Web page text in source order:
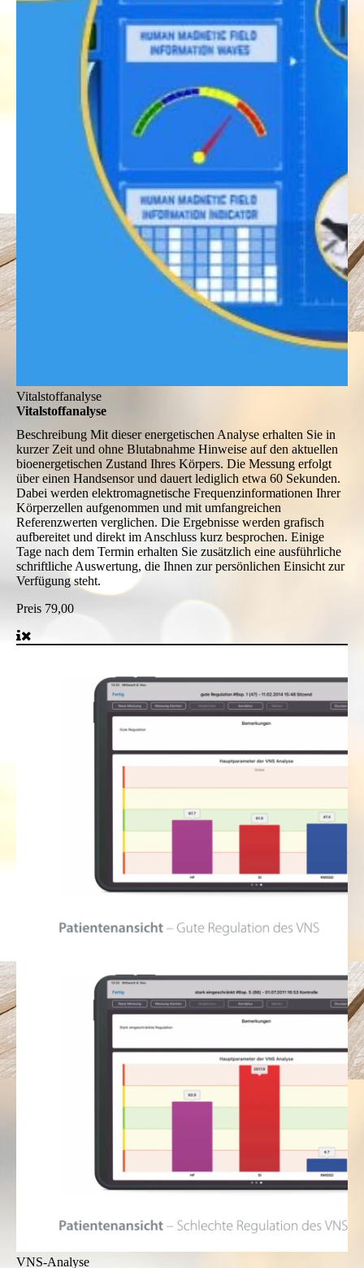
Vitalstoffanalyse
Vitalstoffanalyse
Beschreibung Mit dieser energetischen Analyse erhalten Sie in
kurzer Zeit und ohne Blutabnahme Hinweise auf den aktuellen
bioenergetischen Zustand Ihres Körpers. Die Messung erfolgt
über einen Handsensor und dauert lediglich etwa 60 Sekunden.
Dabei werden elektromagnetische Frequenzinformationen Ihrer
Körperzellen aufgenommen und mit umfangreichen
Referenzwerten verglichen. Die Ergebnisse werden grafisch
aufbereitet und direkt im Anschluss kurz besprochen. Einige
Tage nach dem Termin erhalten Sie zusätzlich eine ausführliche
schriftliche Auswertung, die Ihnen zur persönlichen Einsicht zur
Verfügung steht.
Preis 79,00
VNS-Analyse